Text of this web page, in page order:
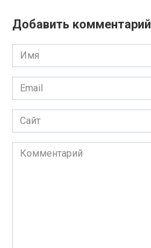
Добавить комментарий
Имя
Email
Сайт
Комментарий